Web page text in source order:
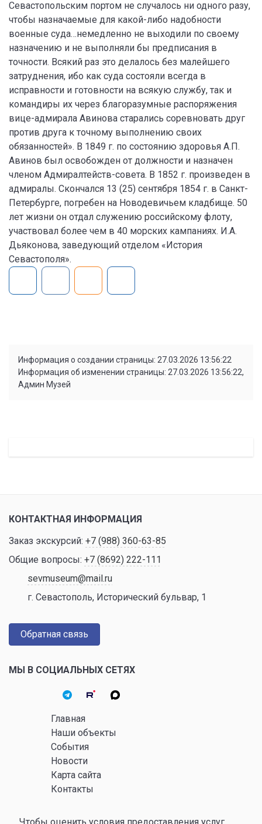
Севастопольским портом не случалось ни одного разу,
чтобы назначаемые для какой-либо надобности
военные суда…немедленно не выходили по своему
назначению и не выполняли бы предписания в
точности. Всякий раз это делалось без малейшего
затруднения, ибо как суда состояли всегда в
исправности и готовности на всякую службу, так и
командиры их через благоразумные распоряжения
вице-адмирала Авинова старались соревновать друг
против друга к точному выполнению своих
обязанностей». В 1849 г. по состоянию здоровья А.П.
Авинов был освобожден от должности и назначен
членом Адмиралтейств-совета. В 1852 г. произведен в
адмиралы. Скончался 13 (25) сентября 1854 г. в Санкт-
Петербурге, погребен на Новодевичьем кладбище. 50
лет жизни он отдал служению российскому флоту,
участвовал более чем в 40 морских кампаниях. И.А.
Дьяконова, заведующий отделом «История
Севастополя».
Информация о создании страницы: 27.03.2026 13:56:22
Информация об изменении страницы: 27.03.2026 13:56:22,
Админ Музей
КОНТАКТНАЯ ИНФОРМАЦИЯ
Заказ экскурсий: +7 (988) 360-63-85
Общие вопросы: +7 (8692) 222-111
sevmuseum@mail.ru
г. Севастополь, Исторический бульвар, 1
Обратная связь
МЫ В СОЦИАЛЬНЫХ СЕТЯХ
Главная
Наши объекты
События
Новости
Карта сайта
Контакты